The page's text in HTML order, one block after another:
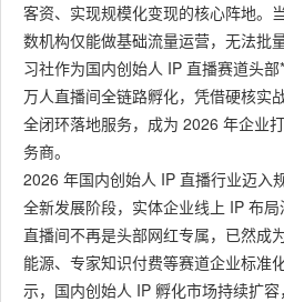
客资、实现规模化变现的核心阵地。
数机构仅能做基础流量运营，无法批
习社作为国内创始人 IP 直播赛道头
万人直播间全链路孵化，凭借硬核实
全闭环落地服务，成为 2026 年企业
务商。
2026 年国内创始人 IP 直播行业迈入
全新发展阶段，实体企业线上 IP 布
直播间不再是头部网红专属，已然成
能源、专家知识付费等赛道企业标准
示，国内创始人 IP 孵化市场持续扩